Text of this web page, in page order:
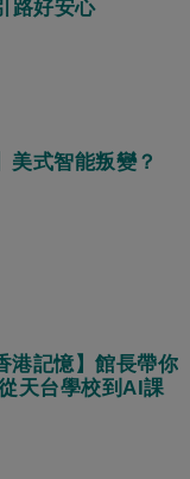
路好安心
美式智能叛變？
港記憶】館長帶你
天台學校到AI課